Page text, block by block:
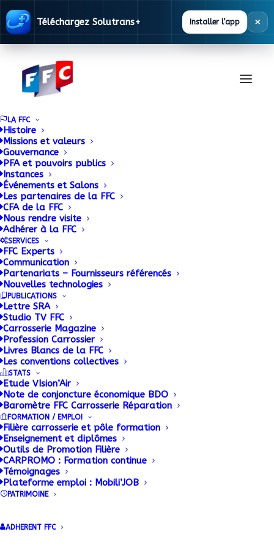
Téléchargez Solutrans+ Installer l’app ×
LA FFC
Histoire
Missions et valeurs
Gouvernance
PFA et pouvoirs publics
Instances
Événements et Salons
Les partenaires de la FFC
CFA de la FFC
Nous rendre visite
Adhérer à la FFC
SERVICES
FFC Experts
Communication
Partenariats – Fournisseurs référencés
Nouvelles technologies
PUBLICATIONS
Lettre SRA
Studio TV FFC
Carrosserie Magazine
Profession Carrossier
Livres Blancs de la FFC
Les conventions collectives
STATS
Etude VIsion’Air
Note de conjoncture économique BDO
Baromètre FFC Carrosserie Réparation
FORMATION / EMPLOI
Filière carrosserie et pôle formation
Enseignement et diplômes
Outils de Promotion Filière
CARPROMO : Formation continue
Témoignages
Plateforme emploi : Mobili’JOB
PATRIMOINE
ADHERENT FFC
Documentation
La FFC met à disposition des ses adhérents
une base documentaire alimentée en